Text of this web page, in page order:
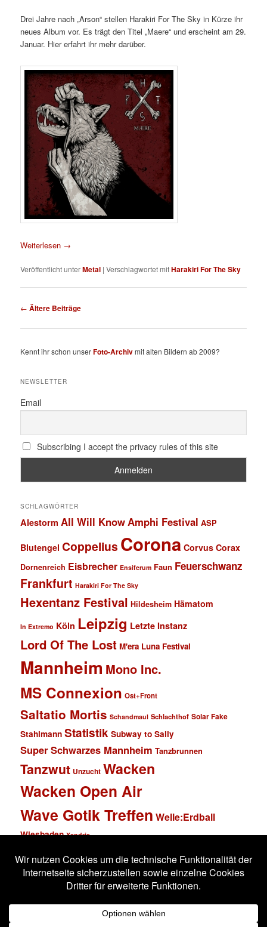
Drei Jahre nach „Arson“ stellen Harakiri For The Sky in Kürze ihr
neues Album vor. Es trägt den Titel „Maere“ und erscheint am 29.
Januar. Hier erfahrt ihr mehr darüber.
Weiterlesen →
Veröffentlicht unterMetal |Verschlagwortet mitHarakiri For The Sky
Beitragsnavigation
← Ältere Beiträge
Kennt ihr schon unserFoto-Archivmit alten Bildern ab 2009?
NEWSLETTER
Email
Subscribing I accept the privacy rules of this site
SCHLAGWÖRTER
Alestorm All Will Know Amphi Festival ASP
Blutengel Coppelius Corona Corvus Corax
Dornenreich Eisbrecher Ensiferum Faun Feuerschwanz
Frankfurt Harakiri For The Sky
Hexentanz Festival Hildesheim Hämatom
In Extremo Köln Leipzig Letzte Instanz
Lord Of The Lost M'era Luna Festival
Mannheim Mono Inc.
MS Connexion Ost+Front
Saltatio Mortis Schandmaul Schlachthof Solar Fake
Stahlmann Statistik Subway to Sally
Super Schwarzes Mannheim Tanzbrunnen
Tanzwut Unzucht Wacken
Wacken Open Air
Wave Gotik Treffen Welle:Erdball
Wiesbaden Xandria
Impressum